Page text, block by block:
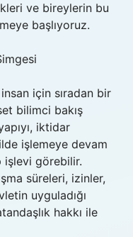
ve bireylerin bu
başlıyoruz.
için sıradan bir
bilimci bakış
iktidar
işlemeye devam
görebilir.
süreleri, izinler,
uyguladığı
hakkı ile